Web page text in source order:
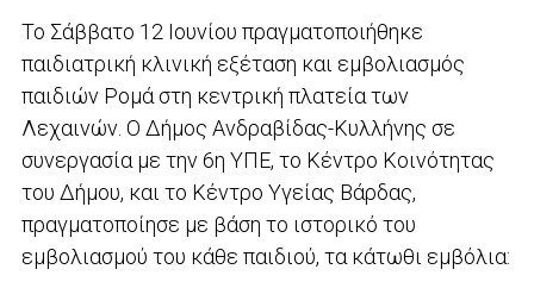
Το Σάββατο 12 Ιουνίου πραγματοποιήθηκε
παιδιατρική κλινική εξέταση και εμβολιασμός
παιδιών Ρομά στη κεντρική πλατεία των
Λεχαινών. Ο Δήμος Ανδραβίδας-Κυλλήνης σε
συνεργασία με την 6η ΥΠΕ, το Κέντρο Κοινότητας
του Δήμου, και το Κέντρο Υγείας Βάρδας,
πραγματοποίησε με βάση το ιστορικό του
εμβολιασμού του κάθε παιδιού, τα κάτωθι εμβόλια: